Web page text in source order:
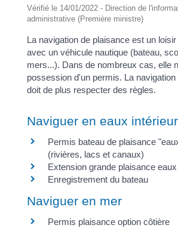
Vérifié le 14/01/2022 - Direction de
administrative (Première ministre)
La navigation de plaisance est un
avec un véhicule nautique (bateau,
mers...). Dans de nombreux cas, elle
possession d'un permis. La
doit de plus respecter des règles.
Naviguer en eaux
Permis bateau de plaisance
(rivières, lacs et canaux)
Extension grande plaisance
Enregistrement du bateau
Naviguer en mer
Permis plaisance option côtière